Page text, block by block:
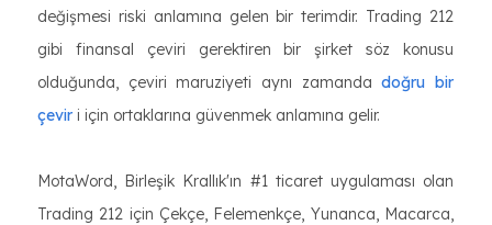
değişmesi riski anlamına gelen bir terimdir. Trading 212
gibi finansal çeviri gerektiren bir şirket söz konusu
olduğunda, çeviri maruziyeti aynı zamandadoğru bir
çevir i için ortaklarına güvenmek anlamına gelir.
MotaWord, Birleşik Krallık'ın #1 ticaret uygulaması olan
Trading 212 için Çekçe, Felemenkçe, Yunanca, Macarca,